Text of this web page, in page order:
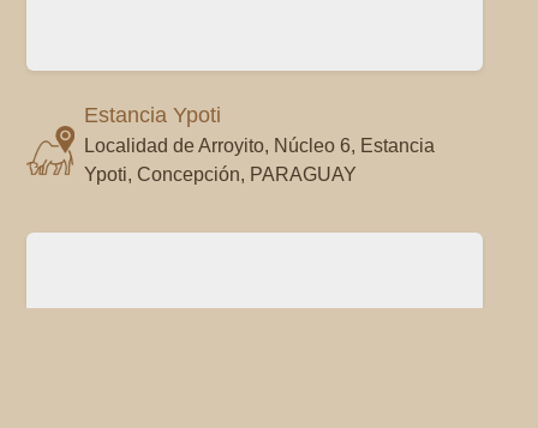
Estancia Ypoti
Localidad de Arroyito, Núcleo 6, Estancia
Ypoti, Concepción, PARAGUAY